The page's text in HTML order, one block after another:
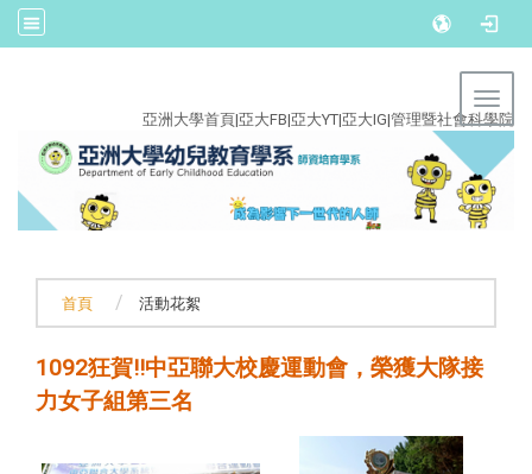
亞洲大學首頁|亞大FB|亞大YT|亞大IG|管理暨社會科學院
首頁 活動花絮
1092狂賀!!中亞聯大校慶運動會，榮獲大隊接
力女子組第三名